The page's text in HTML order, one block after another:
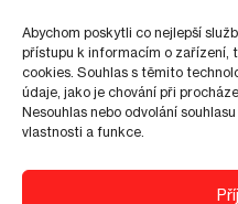
Abychom poskytli co nejlepší
přístupu k informacím o zařízení,
cookies. Souhlas s těmito
údaje, jako je chování při
Nesouhlas nebo odvolání
vlastnosti a funkce.